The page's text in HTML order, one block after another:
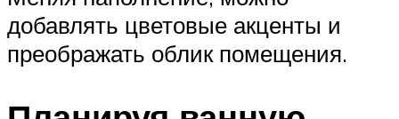
добавлять цветовые акценты и
преображать облик помещения.